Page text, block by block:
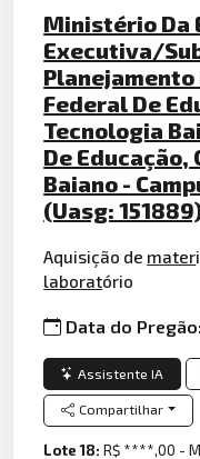
Ministério Da
Executiva/
Federal De
Tecnologia
De Educação,
Baiano -
(Uasg:
Aquisição de mater
laboratório
Data do
Assistente IA
Compartilhar
Lote 18:R$ ****,00 -